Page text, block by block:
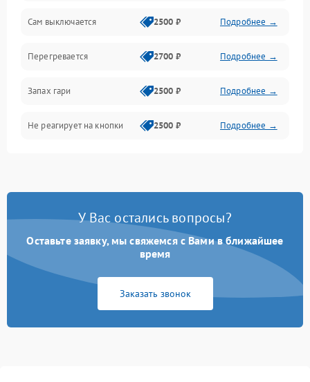
Сам выключается 2500 ₽ Подробнее →
Перегревается 2700 ₽ Подробнее →
Запах гари 2500 ₽ Подробнее →
Не реагирует на кнопки 2500 ₽ Подробнее →
У Вас остались вопросы?
Оставьте заявку, мы свяжемся с Вами в ближайшее
время
Заказать звонок